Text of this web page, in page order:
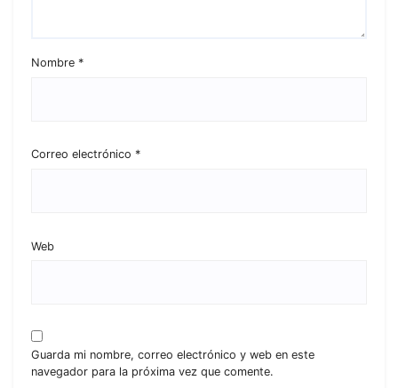
Nombre *
Correo electrónico *
Web
Guarda mi nombre, correo electrónico y web en este
navegador para la próxima vez que comente.